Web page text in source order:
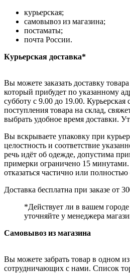
курьерская;
самовывоз из магазина;
постаматы;
почта России.
Курьерская доставка*
Вы можете заказать доставку
который прибудет по указанному
субботу с 9.00 до 19.00. Курьерская
поступления товара на склад,
выбрать удобное время доставки.
Вы вскрываете упаковку при
целостность и соответствие
речь идёт об одежде, допустима
примерки ограничено 15
отказаться частично или
Доставка бесплатна при заказе от
*Действует ли в вашем городе
уточняйте у менеджера
Самовывоз из магазина
Вы можете забрать товар в одном
сотрудничающих с нами. Список